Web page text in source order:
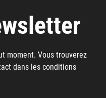
moment. Vous trouverez
dans les conditions